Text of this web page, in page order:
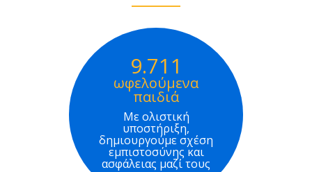
9.711
ωφελούμενα
παιδιά
Με ολιστική
υποστήριξη,
δημιουργούμε σχέση
εμπιστοσύνης και
ασφάλειας μαζί τους